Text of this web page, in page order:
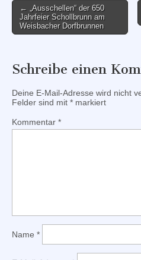
Post
navigation
← „Ausschellen“ der 650
Jahrfeier Schollbrunn am
Weisbacher Dorfbrunnen
Schreibe einen
Deine E-Mail-Adresse wird nicht
Felder sind mit * markiert
Kommentar *
Name *